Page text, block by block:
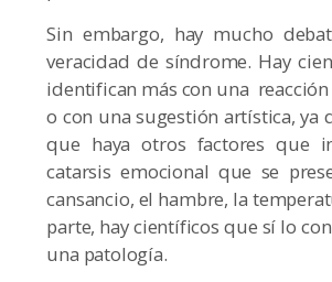
Sin embargo, hay mucho
veracidad de síndrome. Hay
identifican más con una
o con una sugestión artística, ya
que haya otros factores que
catarsis emocional que se
cansancio, el hambre, la
parte, hay científicos que sí lo
una patología.